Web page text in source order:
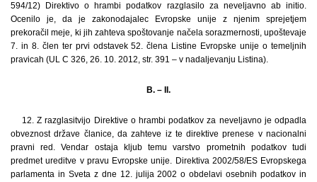
594/12) Direktivo o hrambi podatkov razglasilo za neveljavno ab initio.
Ocenilo je, da je zakonodajalec Evropske unije z njenim sprejetjem
prekoračil meje, ki jih zahteva spoštovanje načela sorazmernosti, upoštevaje
7. in 8. člen ter prvi odstavek 52. člena Listine Evropske unije o temeljnih
pravicah (UL C 326, 26. 10. 2012, str. 391 – v nadaljevanju Listina).
B. – II.
12. Z razglasitvijo Direktive o hrambi podatkov za neveljavno je odpadla
obveznost države članice, da zahteve iz te direktive prenese v nacionalni
pravni red. Vendar ostaja kljub temu varstvo prometnih podatkov tudi
predmet ureditve v pravu Evropske unije. Direktiva 2002/58/ES Evropskega
parlamenta in Sveta z dne 12. julija 2002 o obdelavi osebnih podatkov in